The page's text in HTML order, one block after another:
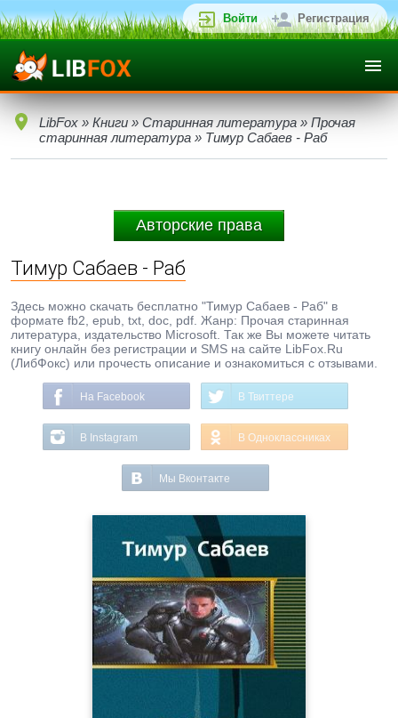
Войти Регистрация
LibFox » Книги » Старинная литература » Прочая
старинная литература » Тимур Сабаев - Раб
Авторские права
Тимур Сабаев - Раб
Здесь можно скачать бесплатно "Тимур Сабаев - Раб" в
формате fb2, epub, txt, doc, pdf. Жанр: Прочая старинная
литература, издательство Microsoft. Так же Вы можете читать
книгу онлайн без регистрации и SMS на сайте LibFox.Ru
(ЛибФокс) или прочесть описание и ознакомиться с отзывами.
На Facebook В Твиттере
В Instagram В Одноклассниках
Мы Вконтакте